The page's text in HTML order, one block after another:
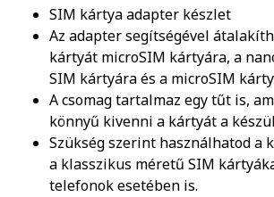
SIM kártya adapter készlet
Az adapter segítségével
kártyát microSIM kártyára, a
SIM kártyára és a microSIM
A csomag tartalmaz egy tűt is,
könnyű kivenni a kártyát a
Szükség szerint használhatod a
a klasszikus méretű SIM
telefonok esetében is.